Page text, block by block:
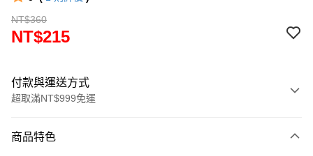
NT$360
NT$215
付款與運送方式
超取滿NT$999免運
信用卡一次付款
商品特色